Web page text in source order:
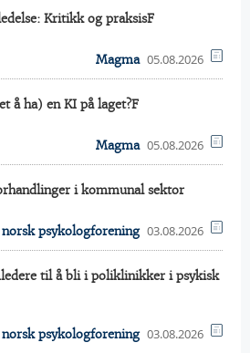
Kritikk og praksisF
Magma 05.08.2026
å ha) en KI på laget?F
Magma 05.08.2026
i kommunal sektor
psykologforening 03.08.2026
til å bli i poliklinikker i psykisk
psykologforening 03.08.2026